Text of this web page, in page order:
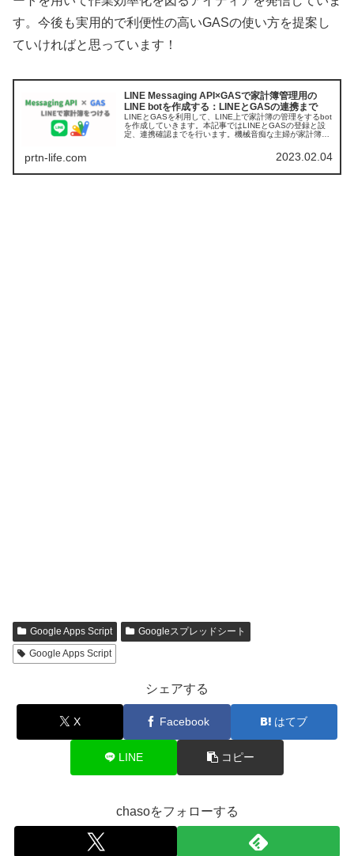
す。今後も実用的で利便性の高いGASの使い方を提案し
ていければと思っています！
LINE Messaging API×GASで家計簿管理用の
LINE botを作成する：LINEとGASの連携まで
LINEとGASを利用して、LINE上で家計簿の管理をするbot
を作成していきます。本記事ではLINEとGASの登録と設
定、連携確認までを行います。機械音痴な主婦が家計簿の
心者の方でも記事の通りに設定すればできる内容となって
います。プログラミング知識は不要ですので、ぜひ参考に
prtn-life.com 2023.02.04
Google Apps Script
Googleスプレッドシート
Google Apps Script
シェアする
X Facebook はてブ
LINE コピー
chasoをフォローする